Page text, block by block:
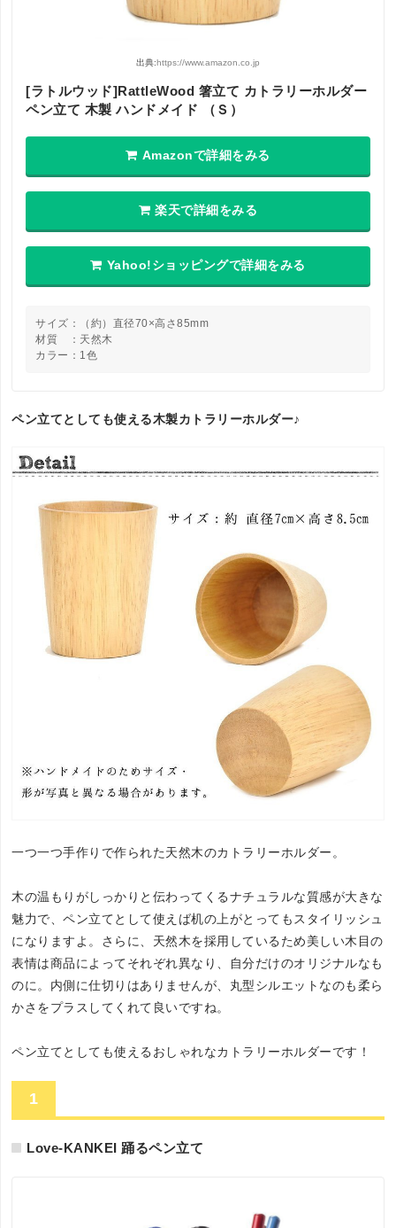
出典: https://www.amazon.co.jp
[ラトルウッド]RattleWood 箸立て カトラリーホルダー
ペン立て 木製 ハンドメイド （Ｓ）
Amazonで詳細をみる
楽天で詳細をみる
Yahoo!ショッピングで詳細をみる
サイズ：（約）直径70×高さ85mm
材質 ：天然木
カラー：1色
ペン立てとしても使える木製カトラリーホルダー♪
一つ一つ手作りで作られた天然木のカトラリーホルダー。
木の温もりがしっかりと伝わってくるナチュラルな質感が大きな
魅力で、ペン立てとして使えば机の上がとってもスタイリッシュ
になりますよ。さらに、天然木を採用しているため美しい木目の
表情は商品によってそれぞれ異なり、自分だけのオリジナルなも
のに。内側に仕切りはありませんが、丸型シルエットなのも柔ら
かさをプラスしてくれて良いですね。
ペン立てとしても使えるおしゃれなカトラリーホルダーです！
1
Love-KANKEI 踊るペン立て